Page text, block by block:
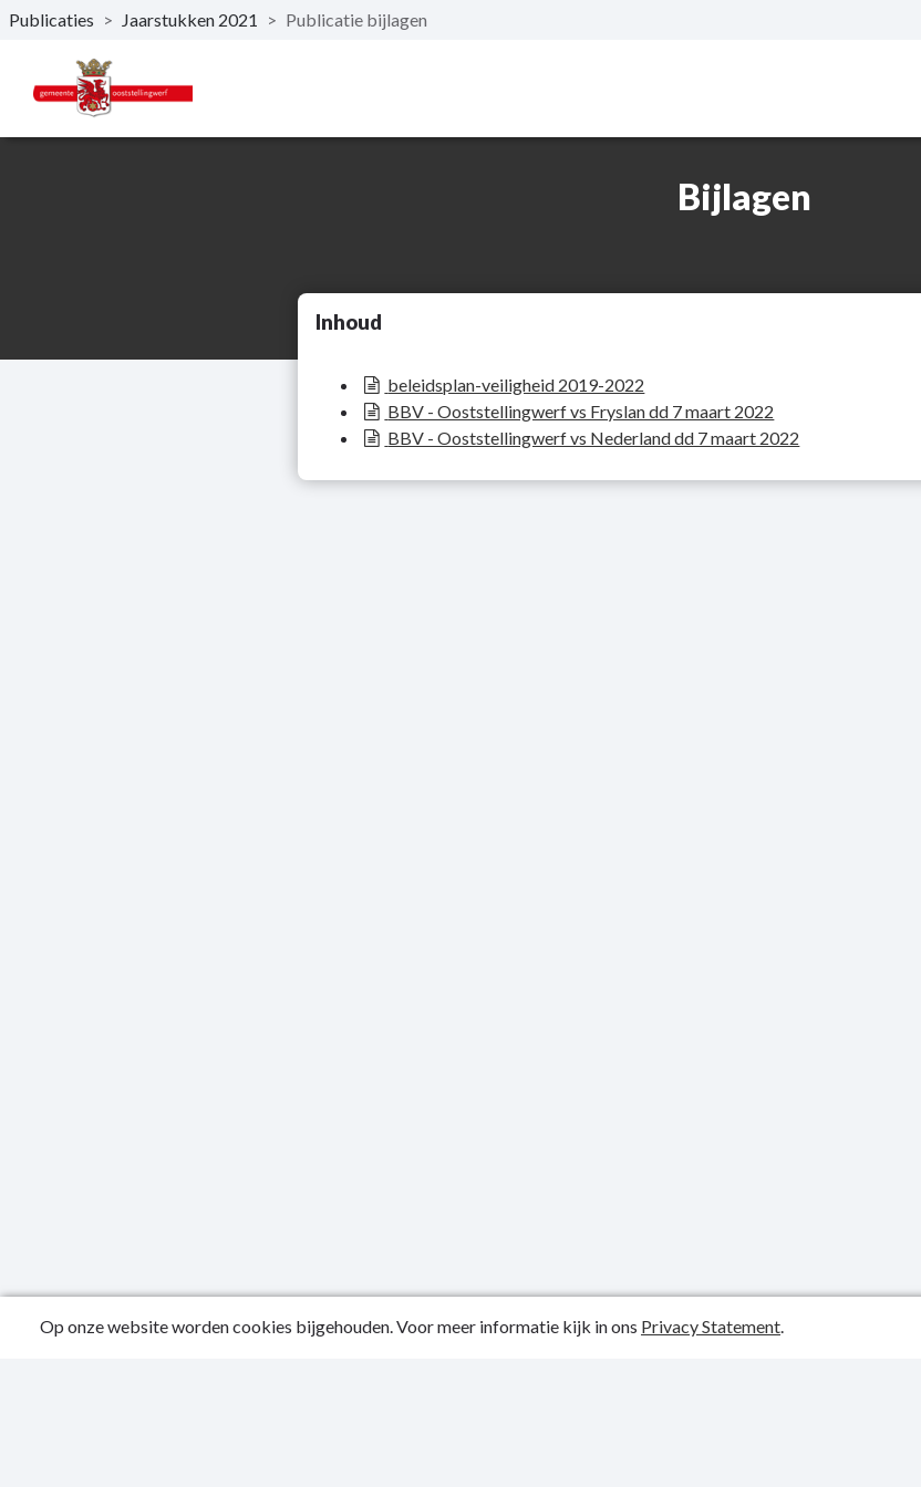
Naar hoofdinhoud
Publicaties > Jaarstukken 2021 > Publicatie bijlagen
Bijlagen
Inhoud
beleidsplan-veiligheid 2019-2022
BBV - Ooststellingwerf vs Fryslan dd 7 maart 2022
BBV - Ooststellingwerf vs Nederland dd 7 maart 2022
Publicatiedatum: 27-06-2022
Op onze website worden cookies bijgehouden. Voor meer informatie kijk in ons Privacy Statement.